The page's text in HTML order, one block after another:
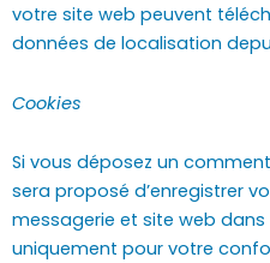
votre site web peuvent
données de localisation
Cookies
Si vous déposez un
sera proposé d’enregistrer
messagerie et site web dans
uniquement pour votre